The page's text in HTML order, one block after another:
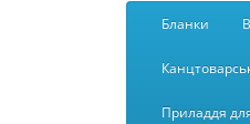
Бланки
Приладдя для